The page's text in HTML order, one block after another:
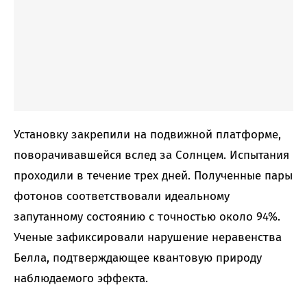
Установку закрепили на подвижной платформе,
поворачивавшейся вслед за Солнцем. Испытания
проходили в течение трех дней. Полученные пары
фотонов соответствовали идеальному
запутанному состоянию с точностью около 94%.
Ученые зафиксировали нарушение неравенства
Белла, подтверждающее квантовую природу
наблюдаемого эффекта.